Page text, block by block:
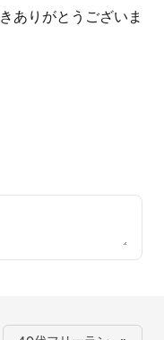
ありがとうございま